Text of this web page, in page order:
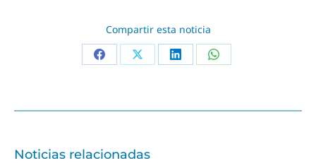
Compartir esta noticia
Noticias relacionadas